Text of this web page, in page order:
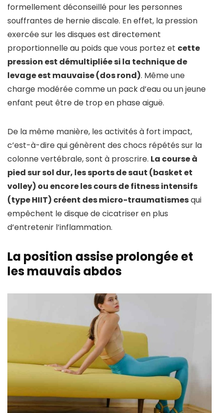
formellement déconseillé pour les personnes
souffrantes de hernie discale. En effet, la pression
exercée sur les disques est directement
proportionnelle au poids que vous portez et cette
pression est démultipliée si la technique de
levage est mauvaise (dos rond). Même une
charge modérée comme un pack d’eau ou un jeune
enfant peut être de trop en phase aiguë.
De la même manière, les activités à fort impact,
c’est-à-dire qui génèrent des chocs répétés sur la
colonne vertébrale, sont à proscrire. La course à
pied sur sol dur, les sports de saut (basket et
volley) ou encore les cours de fitness intensifs
(type HIIT) créent des micro-traumatismesqui
empêchent le disque de cicatriser en plus
d’entretenir l’inflammation.
La position assise prolongée et
les mauvais abdos